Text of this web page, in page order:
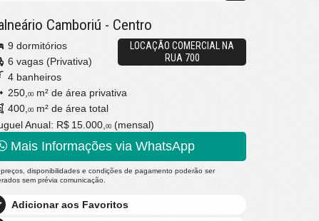
Camboriú - Centro
LOCAÇÃO COMERCIAL NA
RUA 700
9 dormitórios
6 vagas (Privativa)
4 banheiros
250, 00 m² de área privativa
400, 00 m² de área total
Anual: R$ 15.000, 00 (mensal)
Mais Informações via WhatsApp
disponibilidades e condições de pagamento poderão ser
sem prévia comunicação.
Adicionar aos Favoritos